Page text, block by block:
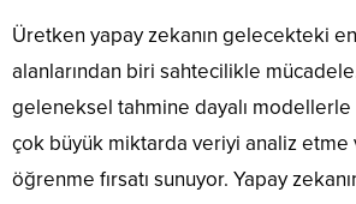
Üretken yapay zekanın gelecekteki
alanlarından biri sahtecilikle
geleneksel tahmine dayalı modellerle
çok büyük miktarda veriyi analiz etme
öğrenme fırsatı sunuyor. Yapay